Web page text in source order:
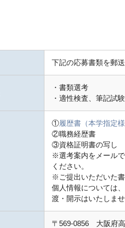
下記の応募書類を郵
・書類選考
・適性検査、筆記試
①履歴書（本学指定
②職務経歴書
③資格証明書の写し
※選考案内をメール
ください。
※ご提出いただいた
個人情報については
渡・開示はいたしま
〒569-0856 大阪府